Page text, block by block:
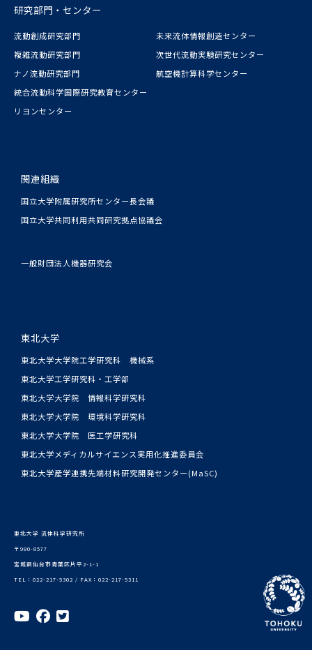
研究部門・センター
流動創成研究部門
複雑流動研究部門
ナノ流動研究部門
統合流動科学国際研究教育センター
リヨンセンター
未来流体情報創造センター
次世代流動実験研究センター
航空機計算科学センター
関連組織
国立大学附属研究所センター長会議
国立大学共同利用共同研究拠点協議会
一般財団法人機器研究会
東北大学
東北大学大学院工学研究科 機械系
東北大学工学研究科・工学部
東北大学大学院 情報科学研究科
東北大学大学院 環境科学研究科
東北大学大学院 医工学研究科
東北大学メディカルサイエンス実用化推進委員会
東北大学産学連携先端材料研究開発センター(MaSC)
東北大学 流体科学研究所
〒980-8577
宮城県仙台市青葉区片平2-1-1
TEL：022-217-5302 / FAX：022-217-5311